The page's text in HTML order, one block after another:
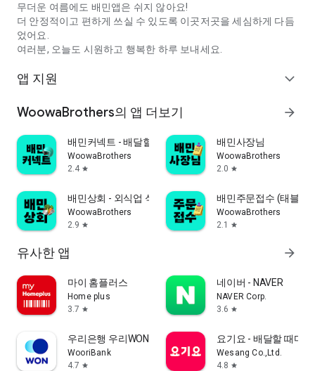
무더운 여름에도 배민앱은 쉬지 않아요!
더 안정적이고 편하게 쓰실 수 있도록 이곳저곳을 세심하게 다듬
었어요.
여러분, 오늘도 시원하고 행복한 하루 보내세요.
앱 지원 expand_more
WoowaBrothers의 앱 더보기 arrow_forward
배민커넥트 - 배달할 땐 누구나
WoowaBrothers
2.4 star
배민사장님
WoowaBrothers
2.0 star
배민상회 - 외식업 식자재 종합몰
WoowaBrothers
2.9 star
배민주문접수 (태블릿
WoowaBrothers
2.1
star
유사한 앱 arrow_forward
마이 홈플러스
Home plus
3.7 star
네이버 - NAVER
NAVER Corp.
3.6 star
우리은행 우리WON뱅킹
WooriBank
4.7 star
요기요 - 배달할 때마
Wesang Co.,Ltd.
4.8 star